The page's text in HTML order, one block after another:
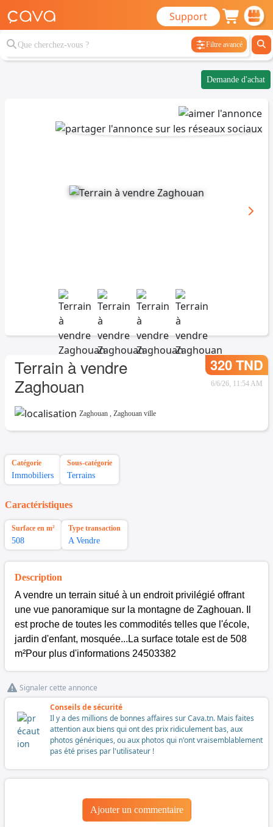
Support
Filtre avancé
Demande d'achat
Terrain à vendre
Zaghouan
320 TND
6/6/26, 11:54 AM
Zaghouan , Zaghouan ville
Catégorie
Immobiliers
Sous-catégorie
Terrains
Caractéristiques
Surface en m²
508
Type transaction
A Vendre
Description
A vendre un terrain situé à un endroit privilégié offrant
une vue panoramique sur la montagne de Zaghouan. Il
est proche de toutes les commodités telles que l'école,
jardin d'enfant, mosquée...La surface totale est de 508
m²Pour plus d'informations 24503382
Signaler cette annonce
Conseils de sécurité
Il y a des millions de bonnes affaires sur Cava.tn. Mais faites
attention aux biens qui ont des prix ridiculement bas, aux
photos génériques, ou aux photos qui n'ont vraisemblablement
pas été prises par l'utilisateur !
Ajouter un commentaire